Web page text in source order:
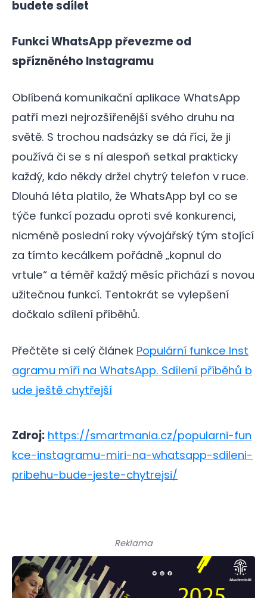
budete sdílet
Funkci WhatsApp převezme od
spřízněného Instagramu
Oblíbená komunikační aplikace WhatsApp
patří mezi nejrozšířenější svého druhu na
světě. S trochou nadsázky se dá říci, že ji
používá či se s ní alespoň setkal prakticky
každý, kdo někdy držel chytrý telefon v ruce.
Dlouhá léta platilo, že WhatsApp byl co se
týče funkcí pozadu oproti své konkurenci,
nicméně poslední roky vývojářský tým stojící
za tímto kecálkem pořádně „kopnul do
vrtule“ a téměř každý měsíc přichází s novou
užitečnou funkcí. Tentokrát se vylepšení
dočkalo sdílení příběhů.
Přečtěte si celý článek Populární funkce Inst
agramu míří na WhatsApp. Sdílení příběhů b
ude ještě chytřejší
Zdroj: https://smartmania.cz/popularni-fun
kce-instagramu-miri-na-whatsapp-sdileni-
pribehu-bude-jeste-chytrejsi/
Reklama